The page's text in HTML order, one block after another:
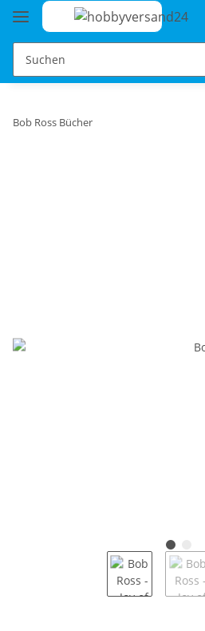
Bob Ross Bücher